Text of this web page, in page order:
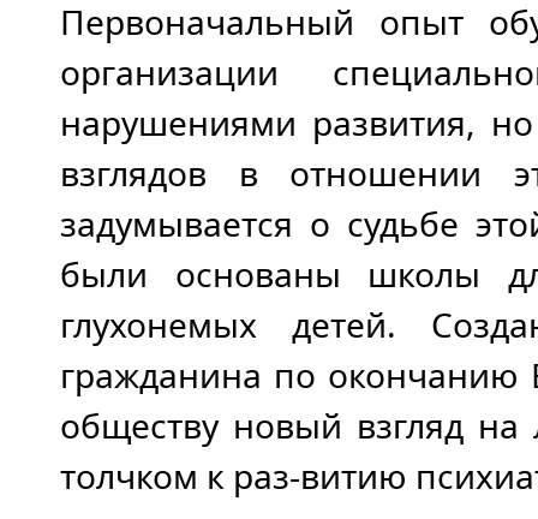
Первоначальный опыт
организации
нарушениями развития,
взглядов в отношении
задумывается о судьбе
были основаны школы
глухонемых детей.
гражданина по окончанию
обществу новый взгляд
толчком к раз-витию